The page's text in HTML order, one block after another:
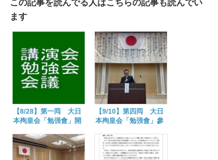
この記事を読んでる人はこちらの記事も読んでい
ます
【8/28】第一囘 大日
本殉皇会「勉强會」開
【9/10】第四囘 大日
本殉皇会「勉强會」參